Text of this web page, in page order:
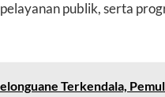
publik, serta
Terkendala,